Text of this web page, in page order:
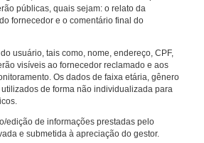
públicas, quais sejam: o relato da
fornecedor e o comentário final do
usuário, tais como, nome, endereço, CPF,
visíveis ao fornecedor reclamado e aos
Os dados de faixa etária, gênero
de forma não individualizada para
edição de informações prestadas pelo
e submetida à apreciação do gestor.